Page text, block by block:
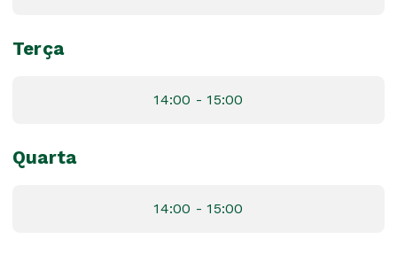
Terça
14:00 - 15:00
Quarta
14:00 - 15:00